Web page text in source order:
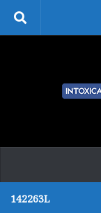
Skip to content
142263L